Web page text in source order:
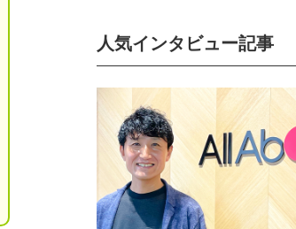
人気インタビュー記事